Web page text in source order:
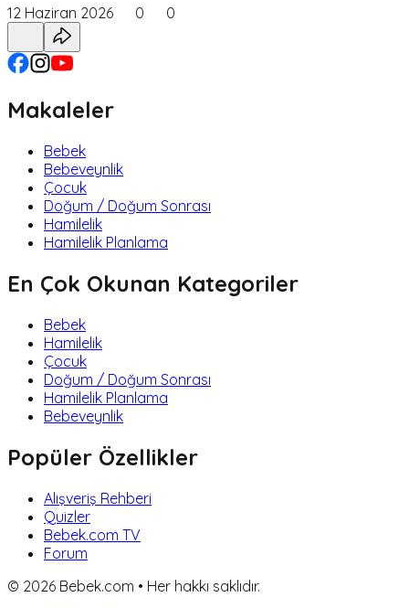
12 Haziran 2026 0 0
Makaleler
Bebek
Bebeveynlik
Çocuk
Doğum / Doğum Sonrası
Hamilelik
Hamilelik Planlama
En Çok Okunan Kategoriler
Bebek
Hamilelik
Çocuk
Doğum / Doğum Sonrası
Hamilelik Planlama
Bebeveynlik
Popüler Özellikler
Alışveriş Rehberi
Quizler
Bebek.com TV
Forum
© 2026 Bebek.com • Her hakkı saklıdır.